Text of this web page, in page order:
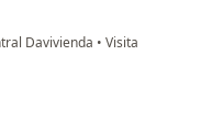
Davivienda • Visita